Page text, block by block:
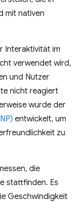
mit nativen
Interaktivität im
verwendet wird,
und Nutzer
nicht reagiert
wurde der
entwickelt, um
zu
die
stattfinden. Es
Geschwindigkeit